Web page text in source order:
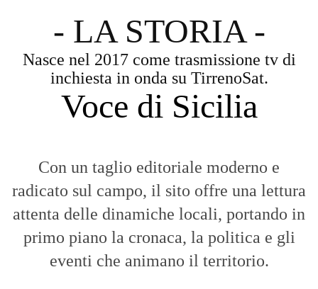
- LA STORIA -
Nasce nel 2017 come trasmissione tv di
inchiesta in onda su TirrenoSat.
Voce di Sicilia
Con un taglio editoriale moderno e
radicato sul campo, il sito offre una lettura
attenta delle dinamiche locali, portando in
primo piano la cronaca, la politica e gli
eventi che animano il territorio.